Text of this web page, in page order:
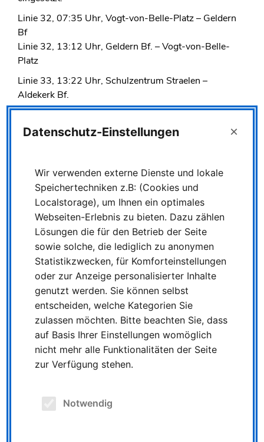
Linie 32, 07:35 Uhr, Vogt-von-Belle-Platz – Geldern
Bf
Linie 32, 13:12 Uhr, Geldern Bf. – Vogt-von-Belle-
Platz
Linie 33, 13:22 Uhr, Schulzentrum Straelen –
Aldekerk Bf.
Schulzentrum
Linie 36, 13:26 Uhr, Bahnhostraße – Gaststätte
Linie 36, 13:36 Uhr, Geldern Bf. – Bahnhofstraße
Linie 43, 07:10 Uhr, Uedem-Nordwall –
Bahnhofstraße
Linie 43, 13:25 Uhr, Bahnhofstraße – Uedem-
Nordwall
Linie 46, 07:18 Uhr, Weißes Tor – Kalkar
Schulzentrum
Linie 46, 13:25 Uhr, Kalkar Schulzentrum – Weißes
Linie 51, 07:13 Uhr, Weißes Tor - Kleve Bf. (ab
Donnerstag, 8. September)
Linie 53, 06:36 Uhr, Uedem Nordwall – Geldern Bf.
Linie 53, 13:38 Uhr, Geldern Bf. – Uedem Nordwall
Linie 063, 13:02 Uhr, Geldern Bf. – Friedensplatz
Datenschutz-Einstellungen ×
Wir verwenden externe Dienste und lokale
Speichertechniken z.B: (Cookies und
Localstorage), um Ihnen ein optimales
Webseiten-Erlebnis zu bieten. Dazu zählen
Lösungen die für den Betrieb der Seite
sowie solche, die lediglich zu anonymen
Statistikzwecken, für Komforteinstellungen
oder zur Anzeige personalisierter Inhalte
genutzt werden. Sie können selbst
entscheiden, welche Kategorien Sie
zulassen möchten. Bitte beachten Sie, dass
auf Basis Ihrer Einstellungen womöglich
nicht mehr alle Funktionalitäten der Seite
zur Verfügung stehen.
Notwendig